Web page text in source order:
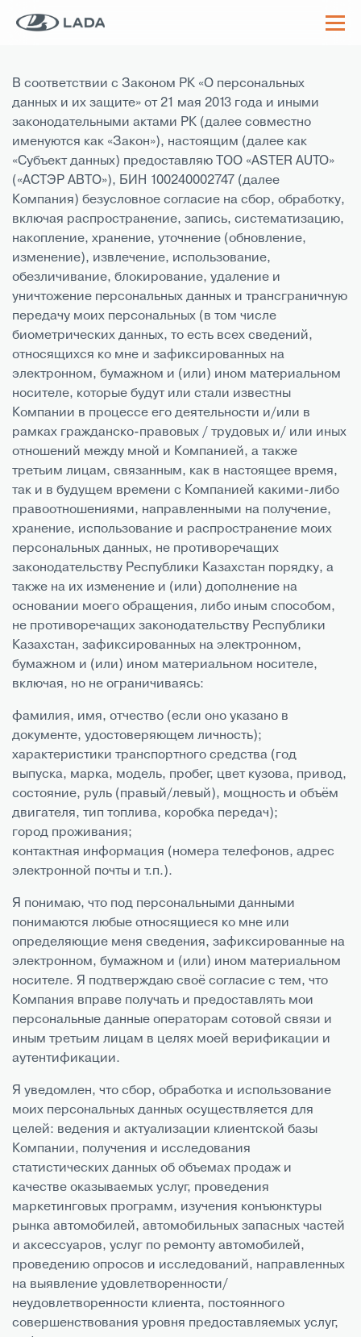
КОНФИДЕНЦИАЛЬНОСТИ
В соответствии с Законом РК «О персональных
данных и их защите» от 21 мая 2013 года и иными
законодательными актами РК (далее совместно
именуются как «Закон»), настоящим (далее как
«Субъект данных) предоставляю ТОО «ASTER AUTO»
(«АСТЭР АВТО»), БИН 100240002747 (далее
Компания) безусловное согласие на сбор, обработку,
включая распространение, запись, систематизацию,
накопление, хранение, уточнение (обновление,
изменение), извлечение, использование,
обезличивание, блокирование, удаление и
уничтожение персональных данных и трансграничную
передачу моих персональных (в том числе
биометрических данных, то есть всех сведений,
относящихся ко мне и зафиксированных на
электронном, бумажном и (или) ином материальном
носителе, которые будут или стали известны
Компании в процессе его деятельности и/или в
рамках гражданско-правовых / трудовых и/ или иных
отношений между мной и Компанией, а также
третьим лицам, связанным, как в настоящее время,
так и в будущем времени с Компанией какими-либо
правоотношениями, направленными на получение,
хранение, использование и распространение моих
персональных данных, не противоречащих
законодательству Республики Казахстан порядку, а
также на их изменение и (или) дополнение на
основании моего обращения, либо иным способом,
не противоречащих законодательству Республики
Казахстан, зафиксированных на электронном,
бумажном и (или) ином материальном носителе,
включая, но не ограничиваясь:
фамилия, имя, отчество (если оно указано в
документе, удостоверяющем личность);
характеристики транспортного средства (год
выпуска, марка, модель, пробег, цвет кузова, привод,
состояние, руль (правый/левый), мощность и объём
двигателя, тип топлива, коробка передач);
город проживания;
контактная информация (номера телефонов, адрес
электронной почты и т.п.).
Я понимаю, что под персональными данными
понимаются любые относящиеся ко мне или
определяющие меня сведения, зафиксированные на
электронном, бумажном и (или) ином материальном
носителе. Я подтверждаю своё согласие с тем, что
Компания вправе получать и предоставлять мои
персональные данные операторам сотовой связи и
иным третьим лицам в целях моей верификации и
аутентификации.
Я уведомлен, что сбор, обработка и использование
моих персональных данных осуществляется для
целей: ведения и актуализации клиентской базы
Компании, получения и исследования
статистических данных об объемах продаж и
качестве оказываемых услуг, проведения
маркетинговых программ, изучения конъюнктуры
рынка автомобилей, автомобильных запасных частей
и аксессуаров, услуг по ремонту автомобилей,
проведению опросов и исследований, направленных
на выявление удовлетворенности/
неудовлетворенности клиента, постоянного
совершенствования уровня предоставляемых услуг,